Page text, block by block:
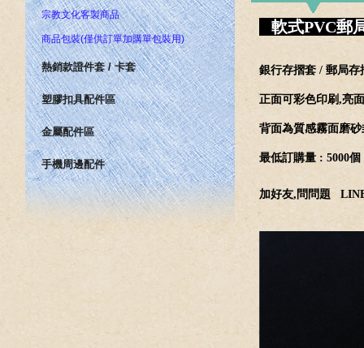
宗教文化客製商品
商品包裝(僅供訂單加購單包裝用)
熱銷款證件套 / 卡套
塑膠扣具配件區
金屬配件區
手機周邊配件
軟式PVC郵
銀行存摺套 / 郵局存
正面可彩色印刷,亮
背面為質感霧面磨
最低訂購量 : 5000個
加好友,問問題